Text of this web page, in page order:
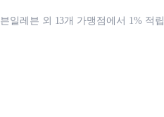
일레븐 외 13개 가맹점에서 1% 적립